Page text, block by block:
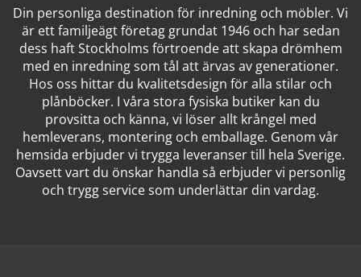
Din personliga destination för inredning och möbler. Vi
är ett familjeägt företag grundat 1946 och har sedan
dess haft Stockholms förtroende att skapa drömhem
med en inredning som tål att ärvas av generationer.
Hos oss hittar du kvalitetsdesign för alla stilar och
plånböcker. I våra stora fysiska butiker kan du
provsitta och känna, vi löser allt krångel med
hemleverans, montering och emballage. Genom vår
hemsida erbjuder vi trygga leveranser till hela Sverige.
Oavsett vart du önskar handla så erbjuder vi personlig
och trygg service som underlättar din vardag.